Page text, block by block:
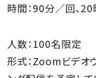
時間：90分／回、20
人数： 100名限定​
形式：Zoomビデオ